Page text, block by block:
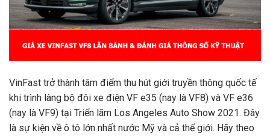
VinFast trở thành tâm điểm thu hút giới truyền thông quốc tế
khi trình làng bộ đôi xe điện VF e35 (nay là VF8) và VF e36
(nay là VF9) tại Triển lãm Los Angeles Auto Show 2021. Đây
là sự kiện về ô tô lớn nhất nước Mỹ và cả thế giới. Hãy theo